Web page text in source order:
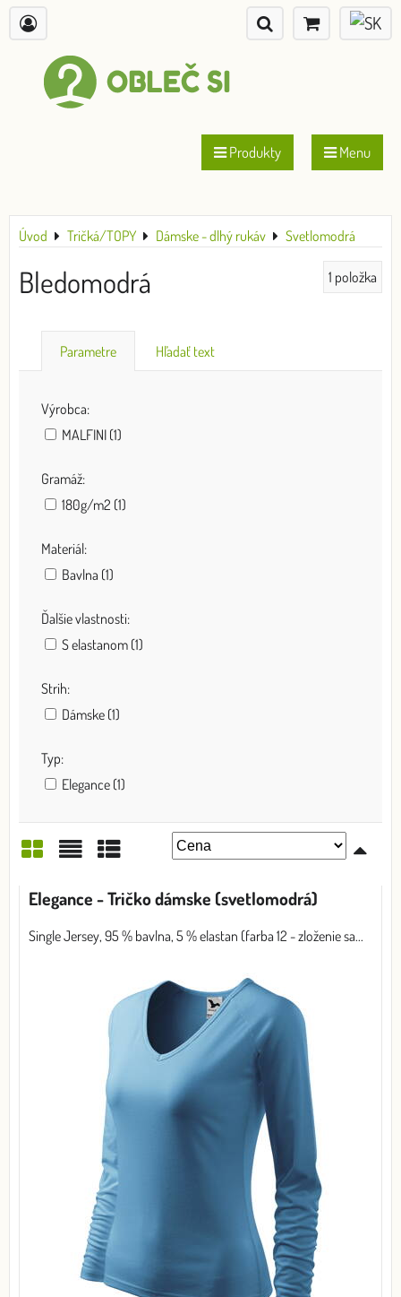
Produkty Menu
Úvod Tričká/TOPY Dámske - dlhý rukáv Svetlomodrá
Bledomodrá 1 položka
Parametre Hľadať text
Výrobca:
MALFINI (1)
Gramáž:
180g/m2 (1)
Materiál:
Bavlna (1)
Ďalšie vlastnosti:
S elastanom (1)
Strih:
Dámske (1)
Typ:
Elegance (1)
Mriežka
Elegance - Tričko dámske (svetlomodrá)
Single Jersey, 95 % bavlna, 5 % elastan (farba 12 - zloženie sa...